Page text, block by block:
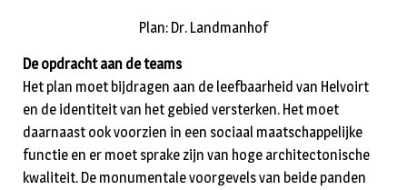
Plan: Dr. Landmanhof
De opdracht aan de teams
Het plan moet bijdragen aan de leefbaarheid van Helvoirt
en de identiteit van het gebied versterken. Het moet
daarnaast ook voorzien in een sociaal maatschappelijke
functie en er moet sprake zijn van hoge architectonische
kwaliteit. De monumentale voorgevels van beide panden